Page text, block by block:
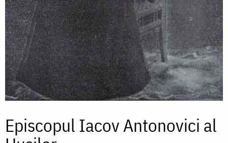
Episcopul Iacov Antonovici al